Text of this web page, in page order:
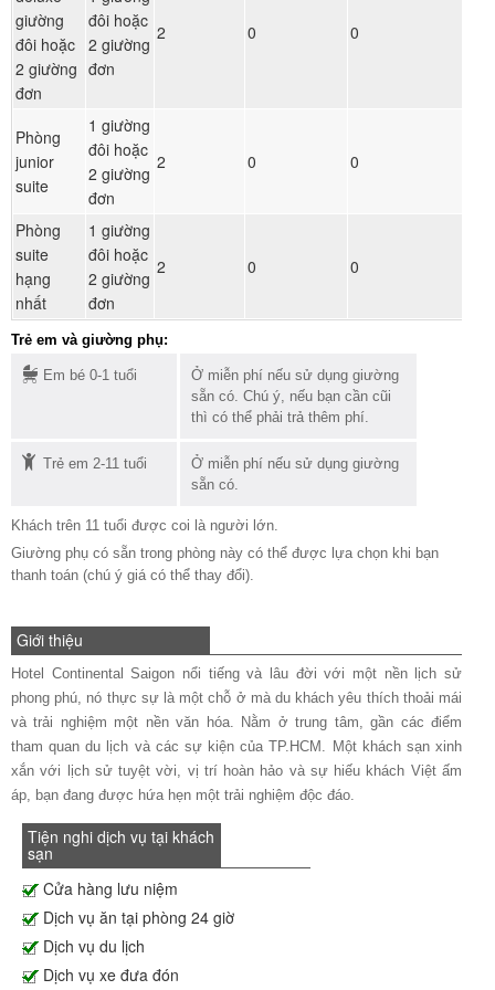
giường
đôi hoặc
2 giường
đơn
đôi hoặc
2 giường
đơn
2 0 0
Phòng
junior
suite
1 giường
đôi hoặc
2 giường
đơn
2 0 0
Phòng
suite
hạng
nhất
1 giường
đôi hoặc
2 giường
đơn
2 0 0
Trẻ em và giường phụ:
Em bé 0-1 tuổi
Ở miễn phí nếu sử dụng giường
sẵn có. Chú ý, nếu bạn cần cũi
thì có thể phải trả thêm phí.
Trẻ em 2-11 tuổi
Ở miễn phí nếu sử dụng giường
sẵn có.
Khách trên 11 tuổi được coi là người lớn.
Giường phụ có sẵn trong phòng này có thể được lựa chọn khi bạn
thanh toán (chú ý giá có thể thay đổi).
Giới thiệu
Hotel Continental Saigon nổi tiếng và lâu đời với một nền lịch sử
phong phú, nó thực sự là một chỗ ở mà du khách yêu thích thoải mái
và trải nghiệm một nền văn hóa. Nằm ở trung tâm, gần các điểm
tham quan du lịch và các sự kiện của TP.HCM. Một khách sạn xinh
xắn với lịch sử tuyệt vời, vị trí hoàn hảo và sự hiếu khách Việt ấm
áp, bạn đang được hứa hẹn một trải nghiệm độc đáo.
Tiện nghi dịch vụ tại khách
sạn
Cửa hàng lưu niệm
Dịch vụ ăn tại phòng 24 giờ
Dịch vụ du lịch
Dịch vụ xe đưa đón